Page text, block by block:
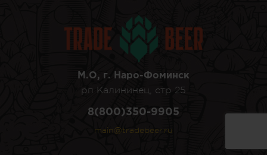
М.О, г. Наро-Фоминск
рп Калининец, стр 25
8(800)350-9905
main@tradebeer.ru